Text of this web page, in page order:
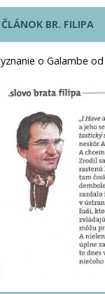
ČLÁNOK BR. FILIPA
o Galambe